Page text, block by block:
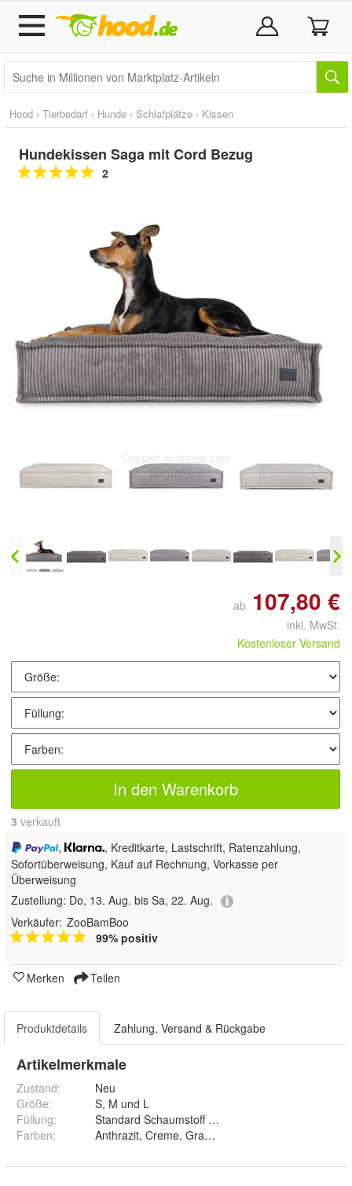
Hood › Tierbedarf › Hunde › Schlafplätze › Kissen
Hundekissen Saga mit Cord Bezug
2
Doppelt antippen zum
vergrößern
ab 107,80 €
inkl. MwSt.
Kostenloser Versand
In den Warenkorb
3 verkauft
,
, Kreditkarte, Lastschrift, Ratenzahlung,
Sofortüberweisung, Kauf auf Rechnung, Vorkasse per
Überweisung
Zustellung: Do, 13. Aug. bis Sa, 22. Aug.
Verkäufer: ZooBamBoo
99% positiv
Merken Teilen
Produktdetails Zahlung, Versand & Rückgabe
Artikelmerkmale
Zustand:
Neu
Größe:
S, M und L
Füllung:
Farben: